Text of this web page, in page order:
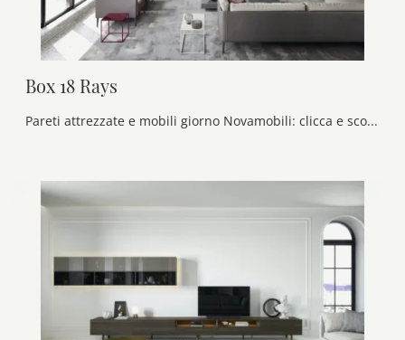
Box 18 Rays
Pareti attrezzate e mobili giorno Novamobili: clicca e scopri il modello Box 18 Rays e potrai valorizzare stanze moderne di ogni genere.